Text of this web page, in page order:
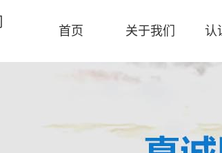
首页 关于我们 认